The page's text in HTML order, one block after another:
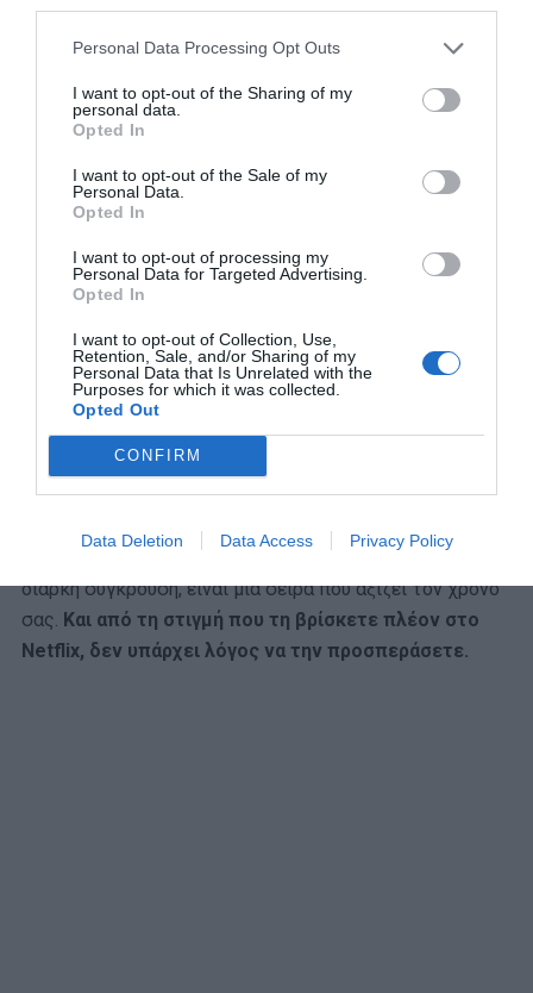
Personal Data Processing Opt Outs
I want to opt-out of the Sharing of my
personal data.
Opted In
I want to opt-out of the Sale of my
Personal Data.
Opted In
I want to opt-out of processing my
Personal Data for Targeted Advertising.
Opted In
I want to opt-out of Collection, Use,
Retention, Sale, and/or Sharing of my
Personal Data that Is Unrelated with the
Purposes for which it was collected.
Opted Out
CONFIRM
Data Deletion Data Access Privacy Policy
Ο Τομ Χάρντι, από την άλλη, είναι ίσως το πιο δυνατό
χαρτί της σειράς,
αλλά ταυτόχρονα και του πεζοδρομίου: ξέρει από όπλα,
από βία, από μάχες σώμα με σώμα, αλλά δεν είναι
απλώς ένας στρατιώτης που εκτελεί εντολές. Ο
χαρακτήρας του δείχνει ξεκάθαρα ότι έχει μυαλό,
σχέδιο και στρατηγική, και ότι δυνητικά μπορεί να γίνει
μέλλον. Αυτή η διπλή του φύση είναι που τον κάνει τόσο
ενδιαφέρων.
MobLandδεν προσπαθεί να ανακαλύψει τον τροχό.
Παίρνει γνώριμα μοτίβα και τα δουλεύει σωστά, με
καλές ερμηνείες, σταθερό ρυθμό και ξεκάθαρη
ταυτότητα. Αν σας αρέσουν οι ιστορίες για φαμίλιες του
υποκόσμου, εξουσία και χαρακτήρες που βρίσκονται σε
διαρκή σύγκρουση, είναι μια σειρά που αξίζει τον χρόνο
σας. Και από τη στιγμή που τη βρίσκετε πλέον στο
Netflix, δεν υπάρχει λόγος να την προσπεράσετε.